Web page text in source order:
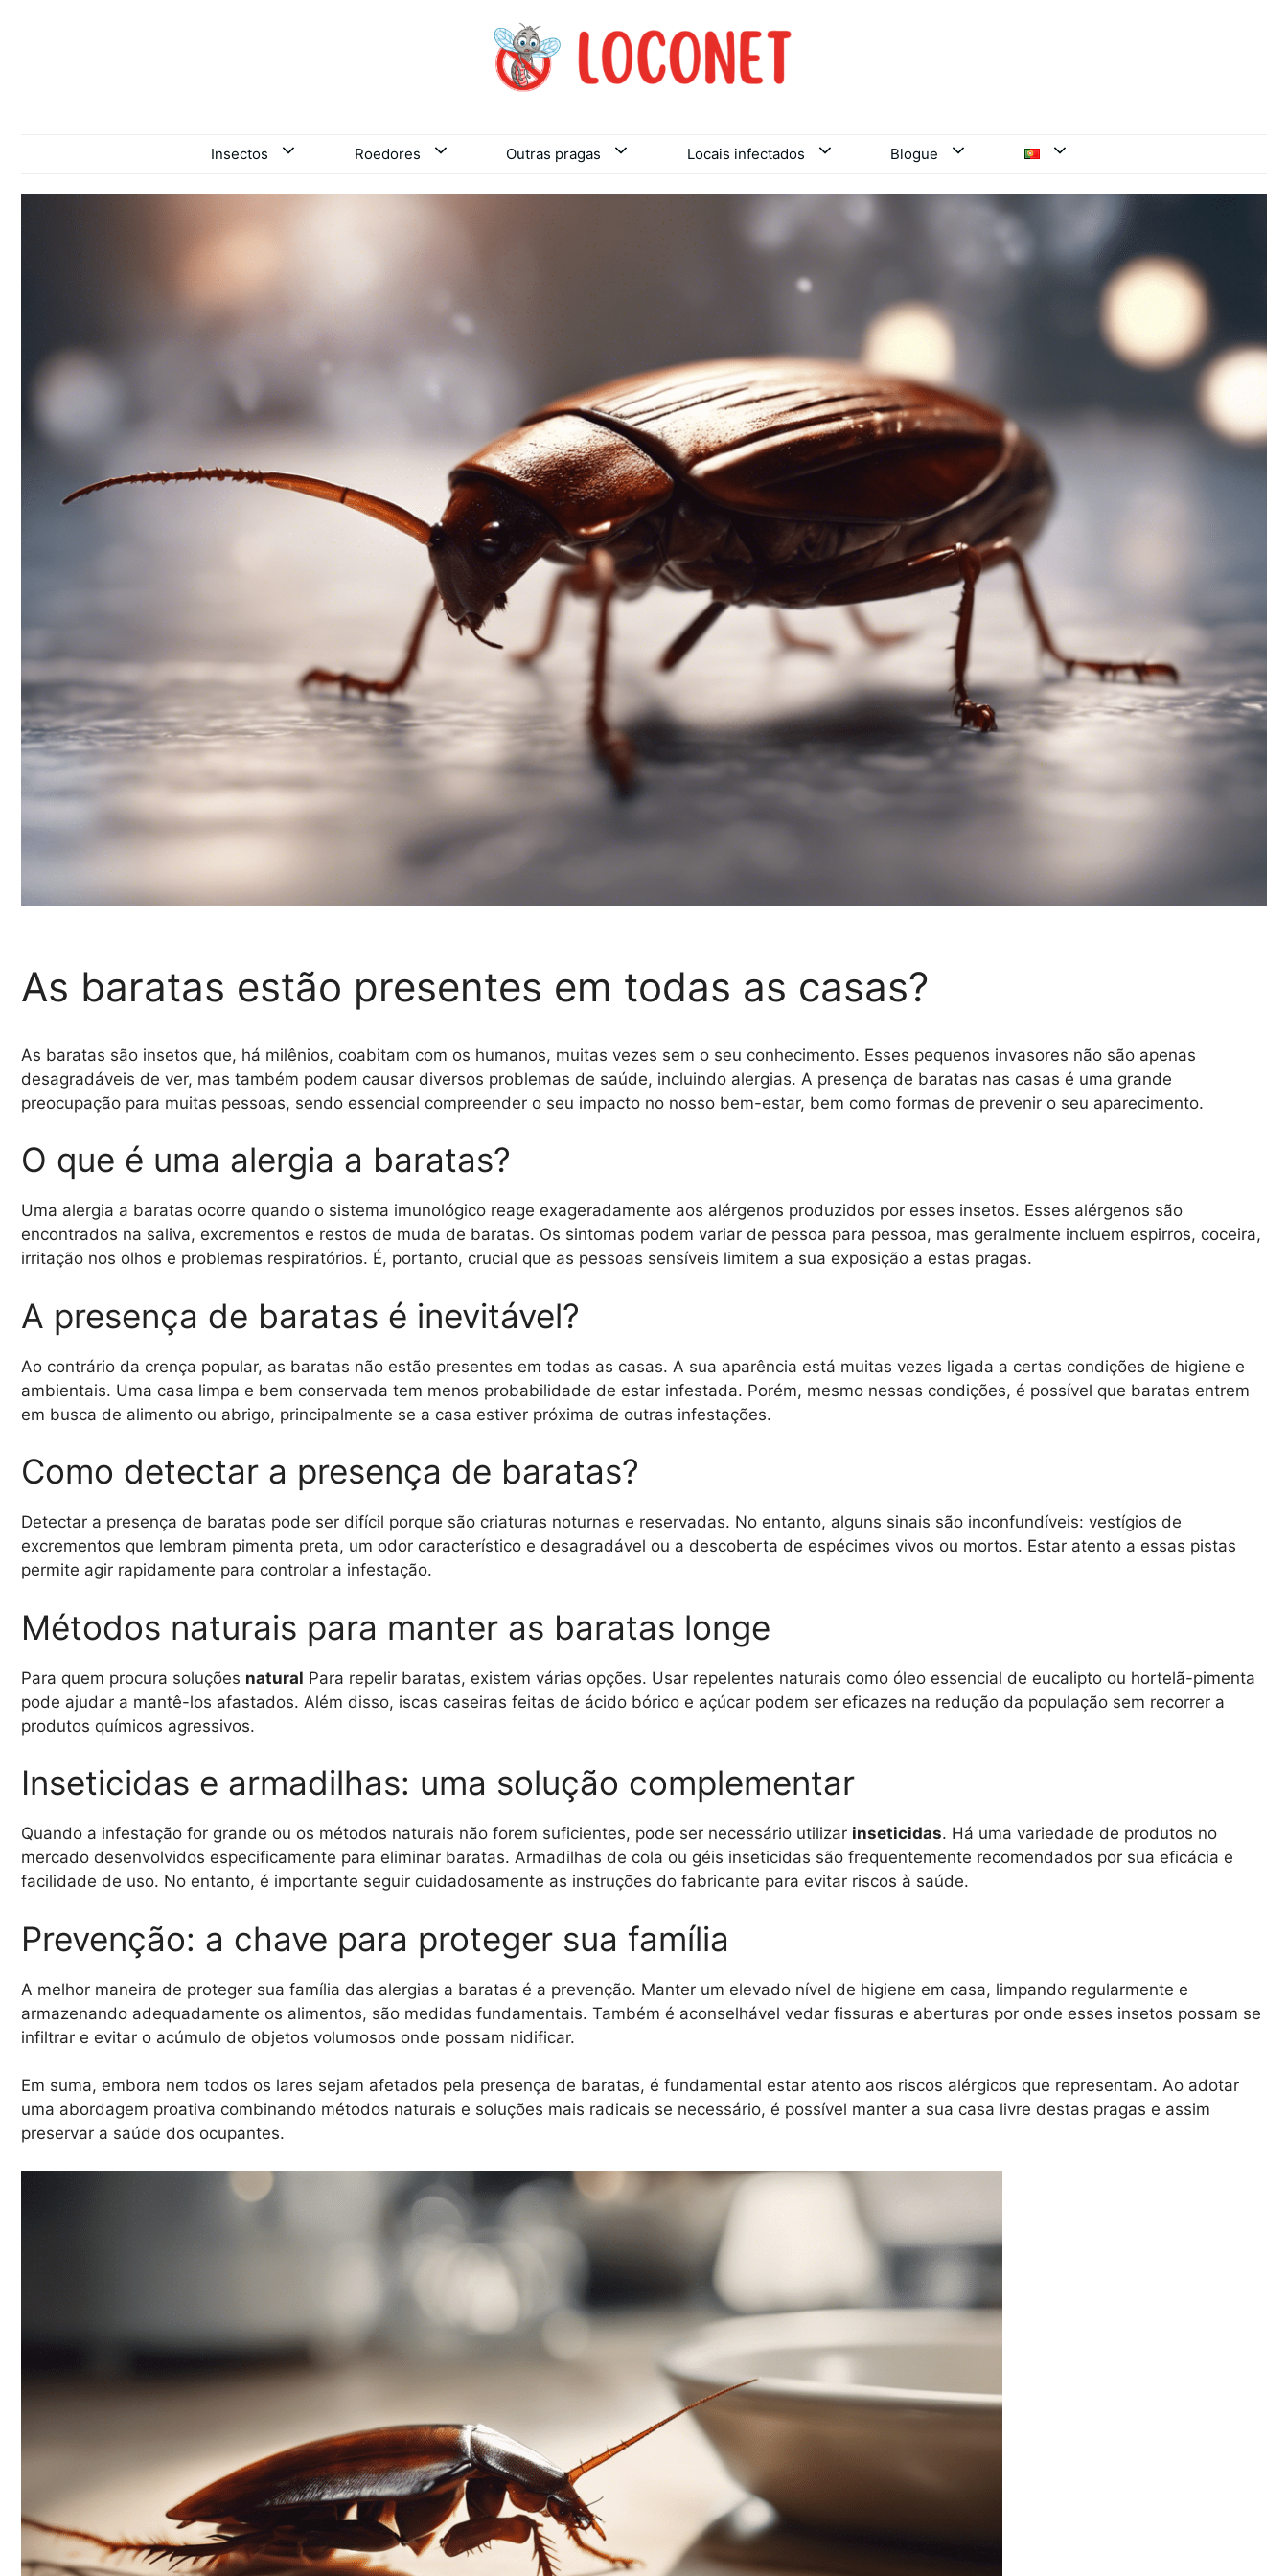
Insectos Roedores Outras pragas Locais infectados Blogue
As baratas estão presentes em todas as casas?
As baratas são insetos que, há milênios, coabitam com os humanos, muitas vezes sem o seu conhecimento. Esses pequenos invasores não são apenas
desagradáveis ​​de ver, mas também podem causar diversos problemas de saúde, incluindo alergias. A presença de baratas nas casas é uma grande
preocupação para muitas pessoas, sendo essencial compreender o seu impacto no nosso bem-estar, bem como formas de prevenir o seu aparecimento.
O que é uma alergia a baratas?
Uma alergia a baratas ocorre quando o sistema imunológico reage exageradamente aos alérgenos produzidos por esses insetos. Esses alérgenos são
encontrados na saliva, excrementos e restos de muda de baratas. Os sintomas podem variar de pessoa para pessoa, mas geralmente incluem espirros, coceira,
irritação nos olhos e problemas respiratórios. É, portanto, crucial que as pessoas sensíveis limitem a sua exposição a estas pragas.
A presença de baratas é inevitável?
Ao contrário da crença popular, as baratas não estão presentes em todas as casas. A sua aparência está muitas vezes ligada a certas condições de higiene e
ambientais. Uma casa limpa e bem conservada tem menos probabilidade de estar infestada. Porém, mesmo nessas condições, é possível que baratas entrem
em busca de alimento ou abrigo, principalmente se a casa estiver próxima de outras infestações.
Como detectar a presença de baratas?
Detectar a presença de baratas pode ser difícil porque são criaturas noturnas e reservadas. No entanto, alguns sinais são inconfundíveis: vestígios de
excrementos que lembram pimenta preta, um odor característico e desagradável ou a descoberta de espécimes vivos ou mortos. Estar atento a essas pistas
permite agir rapidamente para controlar a infestação.
Métodos naturais para manter as baratas longe
Para quem procura soluções natural Para repelir baratas, existem várias opções. Usar repelentes naturais como óleo essencial de eucalipto ou hortelã-pimenta
pode ajudar a mantê-los afastados. Além disso, iscas caseiras feitas de ácido bórico e açúcar podem ser eficazes na redução da população sem recorrer a
produtos químicos agressivos.
Inseticidas e armadilhas: uma solução complementar
Quando a infestação for grande ou os métodos naturais não forem suficientes, pode ser necessário utilizar inseticidas. Há uma variedade de produtos no
mercado desenvolvidos especificamente para eliminar baratas. Armadilhas de cola ou géis inseticidas são frequentemente recomendados por sua eficácia e
facilidade de uso. No entanto, é importante seguir cuidadosamente as instruções do fabricante para evitar riscos à saúde.
Prevenção: a chave para proteger sua família
A melhor maneira de proteger sua família das alergias a baratas é a prevenção. Manter um elevado nível de higiene em casa, limpando regularmente e
armazenando adequadamente os alimentos, são medidas fundamentais. Também é aconselhável vedar fissuras e aberturas por onde esses insetos possam se
infiltrar e evitar o acúmulo de objetos volumosos onde possam nidificar.
Em suma, embora nem todos os lares sejam afetados pela presença de baratas, é fundamental estar atento aos riscos alérgicos que representam. Ao adotar
uma abordagem proativa combinando métodos naturais e soluções mais radicais se necessário, é possível manter a sua casa livre destas pragas e assim
preservar a saúde dos ocupantes.